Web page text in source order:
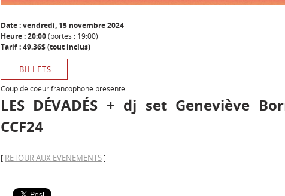
Date : vendredi, 15 novembre 2024
Heure : 20:00(portes : 19:00)
Tarif : 49.36$ (tout inclus)
BILLETS
Coup de coeur francophone présente
LES DÉVADÉS + dj set Geneviève
CCF24
[ RETOUR AUX EVENEMENTS]